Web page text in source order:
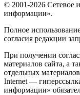
© 2001-2026 Сетевое
информации».
Полное
согласия редакции
При получении
материалов сайта, а
отдельных
Internet —
информации»